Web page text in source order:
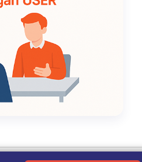
Kebijakan Privasi|Tentang Kami|